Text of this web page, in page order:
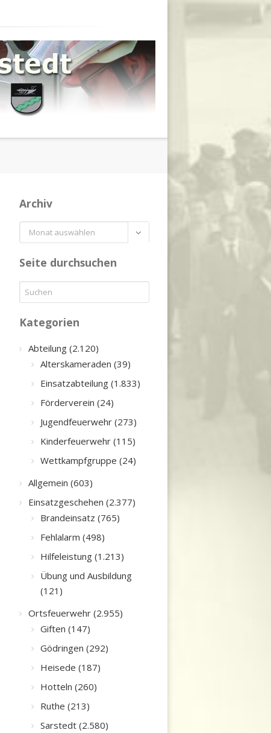
Archiv
Archiv 
Seite durchsuchen
Kategorien
Abteilung (2.120)
Alterskameraden (39)
Einsatzabteilung (1.833)
Förderverein (24)
Jugendfeuerwehr (273)
Kinderfeuerwehr (115)
Wettkampfgruppe (24)
Allgemein (603)
Einsatzgeschehen (2.377)
Brandeinsatz (765)
Fehlalarm (498)
Hilfeleistung (1.213)
Übung und Ausbildung
(121)
Ortsfeuerwehr (2.955)
Giften (147)
Gödringen (292)
Heisede (187)
Hotteln (260)
Ruthe (213)
Sarstedt (2.580)